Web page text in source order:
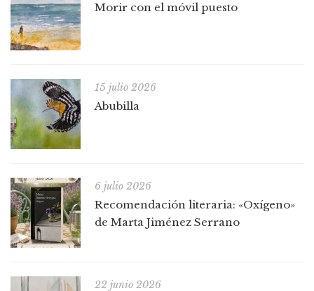
Morir con el móvil puesto
15 julio 2026
Abubilla
6 julio 2026
Recomendación literaria: «Oxígeno»
de Marta Jiménez Serrano
22 junio 2026